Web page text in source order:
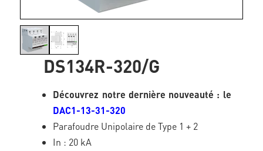
DS134R-320/G
Découvrez notre dernière nouveauté : le
DAC1-13-31-320
Parafoudre Unipolaire de Type 1 + 2
In : 20 kA